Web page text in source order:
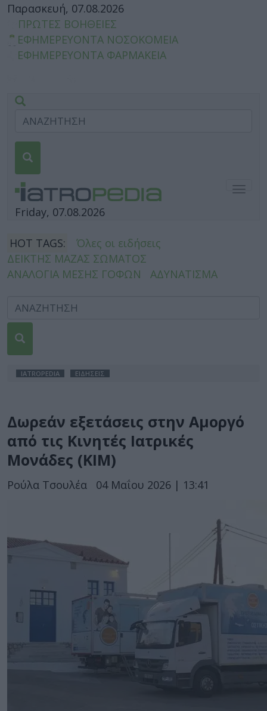
Παρασκευή, 07.08.2026
ΠΡΩΤΕΣ ΒΟΗΘΕΙΕΣ
ΕΦΗΜΕΡΕΥΟΝΤΑ ΝΟΣΟΚΟΜΕΙΑ
ΕΦΗΜΕΡΕΥΟΝΤΑ ΦΑΡΜΑΚΕΙΑ
Friday, 07.08.2026
HOT TAGS:
Όλες οι ειδήσεις
ΔΕΙΚΤΗΣ ΜΑΖΑΣ ΣΩΜΑΤΟΣ
ΑΝΑΛΟΓΙΑ ΜΕΣΗΣ ΓΟΦΩΝ
ΑΔΥΝΑΤΙΣΜΑ
IATROPEDIA ΕΙΔΗΣΕΙΣ
Δωρεάν εξετάσεις στην Αμοργό
από τις Κινητές Ιατρικές
Μονάδες (ΚΙΜ)
Ρούλα Τσουλέα 04 Μαΐου 2026 | 13:41